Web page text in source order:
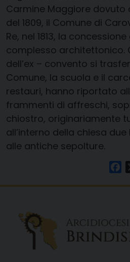
Carmine Maggiore dovuto
del 1809, il Comune di
Re, nel 1813, la
complesso architettonico.
dell’ex – convento si
Comune, la scuola e il
restauri, hanno riportato
frammenti di affreschi,
chiostro, originariamente
all’interno della chiesa
alle antiche sepolture.